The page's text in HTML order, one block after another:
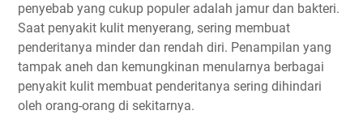
penyebab yang cukup populer adalah jamur dan bakteri.
Saat penyakit kulit menyerang, sering membuat
penderitanya minder dan rendah diri. Penampilan yang
tampak aneh dan kemungkinan menularnya berbagai
penyakit kulit membuat penderitanya sering dihindari
oleh orang-orang di sekitarnya.